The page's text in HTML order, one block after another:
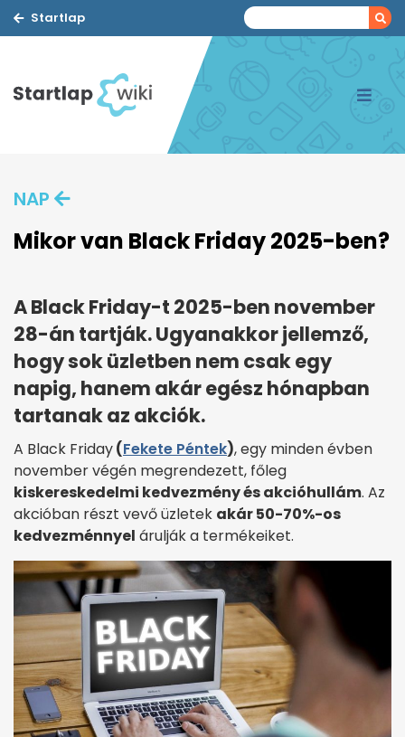
Startlap
NAP
Mikor van Black Friday 2025-ben?
A Black Friday-t 2025-ben november
28-án tartják. Ugyanakkor jellemző,
hogy sok üzletben nem csak egy
napig, hanem akár egész hónapban
tartanak az akciók.
A Black Friday(Fekete Péntek), egy minden évben
november végén megrendezett, főleg
kiskereskedelmi kedvezmény és akcióhullám. Az
akcióban részt vevő üzletek akár 50-70%-os
kedvezménnyel árulják a termékeiket.